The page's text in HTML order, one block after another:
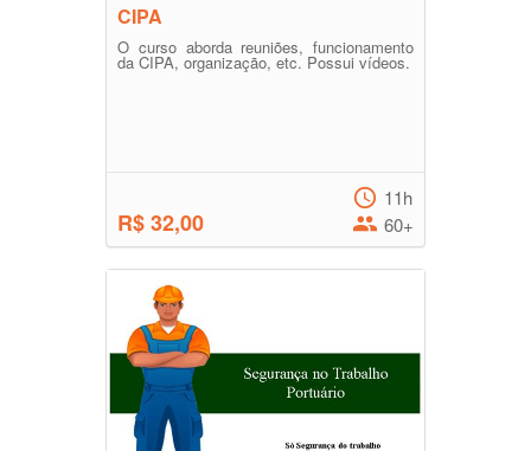
CIPA
O curso aborda reuniões, funcionamento
da CIPA, organização, etc. Possui vídeos.
R$ 32,00
11h
60+